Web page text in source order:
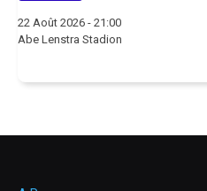
22 Août 2026 - 21:00
Abe Lenstra Stadion